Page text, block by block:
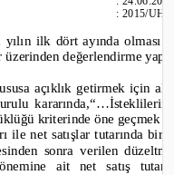
:2015/
ilk dört ayında olması
değerlendirme
açıklık getirmek için
kararında,“…İsteklilerin
kriterinde öne geçmek
ile net satışlar tutarında
sonra verilen
ait net satış